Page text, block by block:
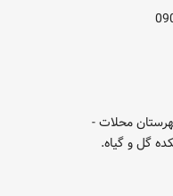
محلات -
گل و گیاه.